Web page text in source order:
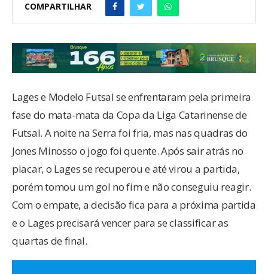
COMPARTILHAR
Lages e Modelo Futsal se enfrentaram pela primeira
fase do mata-mata da Copa da Liga Catarinense de
Futsal. A noite na Serra foi fria, mas nas quadras do
Jones Minosso o jogo foi quente. Após sair atrás no
placar, o Lages se recuperou e até virou a partida,
porém tomou um gol no fim e não conseguiu reagir.
Com o empate, a decisão fica para a próxima partida
e o Lages precisará vencer para se classificar as
quartas de final.